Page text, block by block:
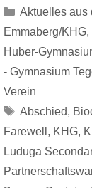
Kategorien
Aktuelles aus
Emmaberg/KHG,
Huber-
- Gymnasium
Verein
Schlagwörter
Abschied,
Farewell , KHG,
Luduga